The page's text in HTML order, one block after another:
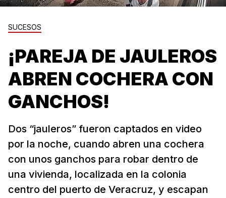
SUCESOS
¡PAREJA DE JAULEROS
ABREN COCHERA CON
GANCHOS!
Dos “jauleros” fueron captados en video
por la noche, cuando abren una cochera
con unos ganchos para robar dentro de
una vivienda, localizada en la colonia
centro del puerto de Veracruz, y escapan